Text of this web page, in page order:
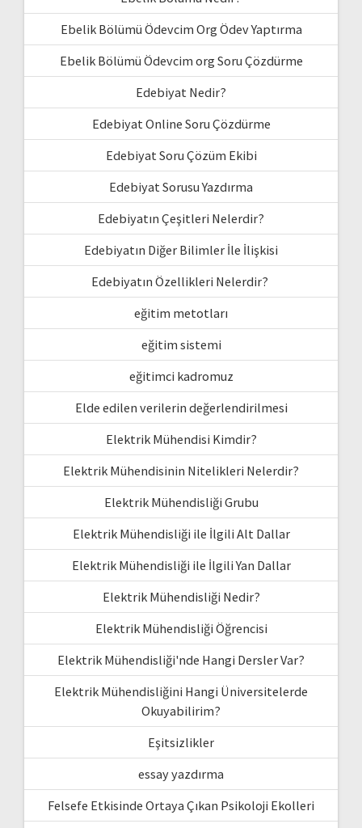
Ebelik Bölümü Ödevcim Org Ödev Yaptırma
Ebelik Bölümü Ödevcim org Soru Çözdürme
Edebiyat Nedir?
Edebiyat Online Soru Çözdürme
Edebiyat Soru Çözüm Ekibi
Edebiyat Sorusu Yazdırma
Edebiyatın Çeşitleri Nelerdir?
Edebiyatın Diğer Bilimler İle İlişkisi
Edebiyatın Özellikleri Nelerdir?
eğitim metotları
eğitim sistemi
eğitimci kadromuz
Elde edilen verilerin değerlendirilmesi
Elektrik Mühendisi Kimdir?
Elektrik Mühendisinin Nitelikleri Nelerdir?
Elektrik Mühendisliği Grubu
Elektrik Mühendisliği ile İlgili Alt Dallar
Elektrik Mühendisliği ile İlgili Yan Dallar
Elektrik Mühendisliği Nedir?
Elektrik Mühendisliği Öğrencisi
Elektrik Mühendisliği'nde Hangi Dersler Var?
Elektrik Mühendisliğini Hangi Üniversitelerde
Okuyabilirim?
Eşitsizlikler
essay yazdırma
Felsefe Etkisinde Ortaya Çıkan Psikoloji Ekolleri